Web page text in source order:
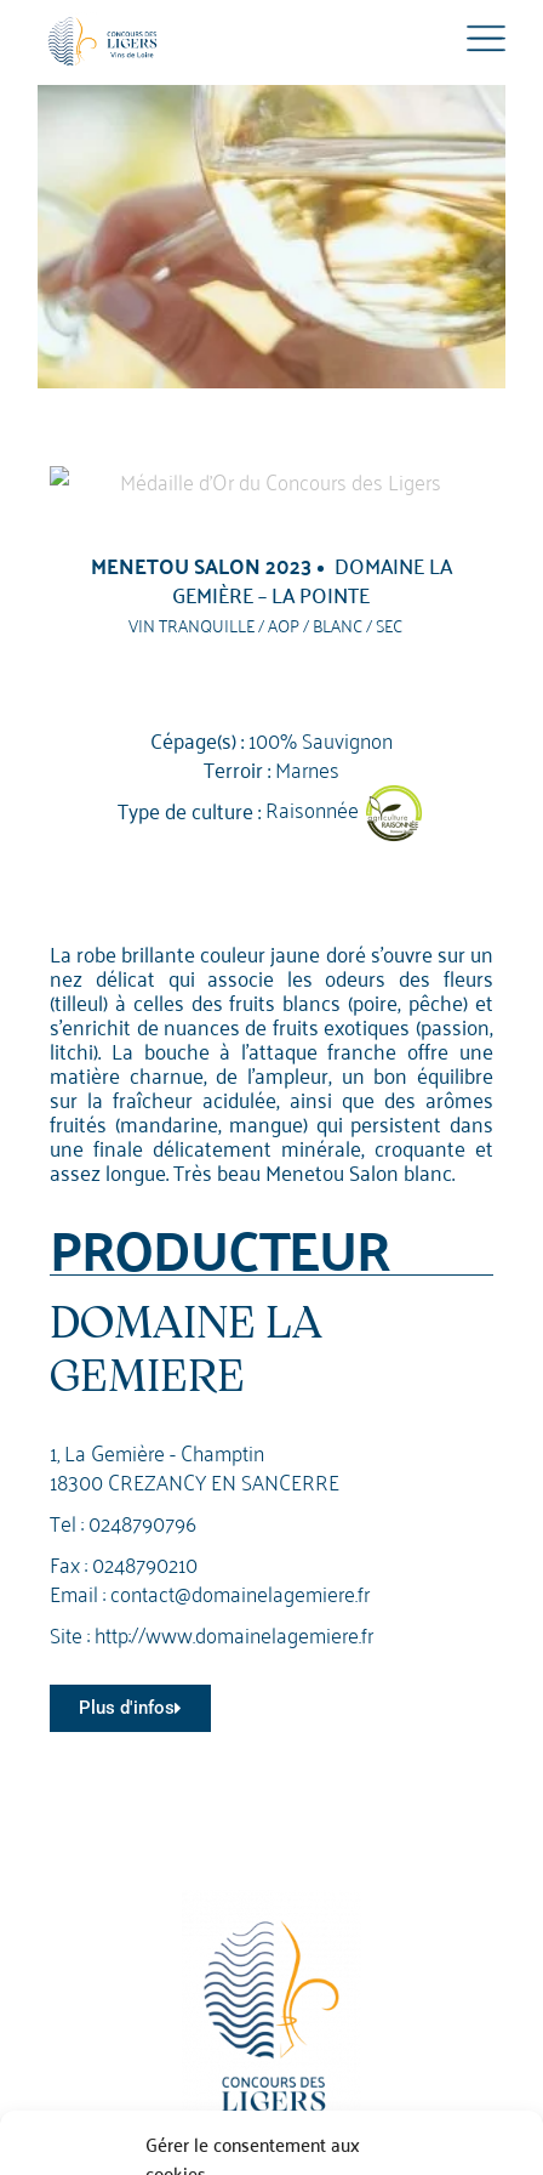
Gérer le consentement aux
MENETOU SALON 2023 DOMAINE LA
GEMIÈRE – LA POINTE
VIN TRANQUILLE / AOP / BLANC / SEC
Cépage(s) :100% Sauvignon
Terroir :Marnes
Type de culture :Raisonnée
La robe brillante couleur jaune doré s'ouvre sur un
nez délicat qui associe les odeurs des fleurs
(tilleul) à celles des fruits blancs (poire, pêche) et
s'enrichit de nuances de fruits exotiques (passion,
litchi). La bouche à l'attaque franche offre une
matière charnue, de l'ampleur, un bon équilibre
sur la fraîcheur acidulée, ainsi que des arômes
fruités (mandarine, mangue) qui persistent dans
une finale délicatement minérale, croquante et
assez longue. Très beau Menetou Salon blanc.
PRODUCTEUR
DOMAINE LA
GEMIERE
1, La Gemière - Champtin
18300 CREZANCY EN SANCERRE
Tel :0248790796
Fax : 0248790210
Email :contact@domainelagemiere.fr
Site :http://www.domainelagemiere.fr
Plus d'infos